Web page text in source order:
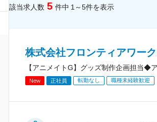
該当求人数 5 件中 1～5件を表示
株式会社フロンティアワー
【アニメイトG】グッズ制作企画担当◆
New 正社員 転勤なし 職種未経験歓迎